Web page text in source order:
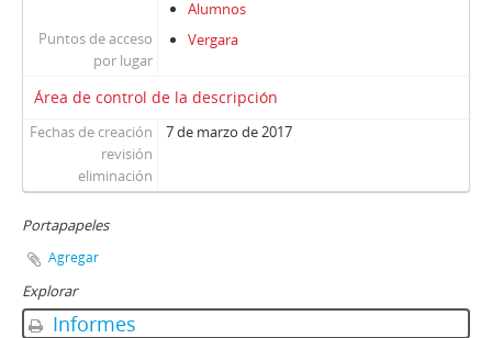
Alumnos
Puntos de acceso
por lugar
Vergara
Área de control de la descripción
Fechas de creación
revisión
eliminación
7 de marzo de 2017
Portapapeles
Agregar
Explorar
Informes